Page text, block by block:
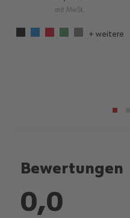
mit MwSt.
+ weitere
Bewertungen
0,0